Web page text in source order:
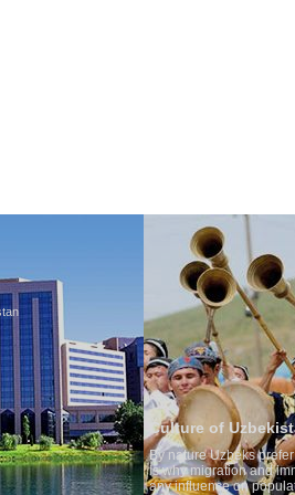
Culture of Uzbekistan
By nature Uzbeks prefer a sedentary life and that
is why migration and immigration scarcely have
any influence on population growth patterns. In